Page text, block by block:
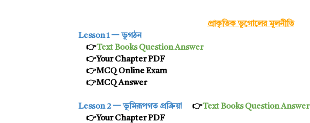
প্রাকৃতিক ভূগোলের মূলনীতি
Lesson 1 一 ভূগঠন
👉Text Books Question Answer
👉Your Chapter PDF
👉MCQ Online Exam
👉MCQ Answer
Lesson 2 一 ভূমিরূপগত প্রক্রিয়া 👉Text Books Question Answer
👉Your Chapter PDF